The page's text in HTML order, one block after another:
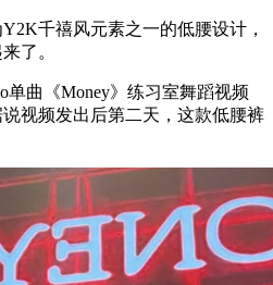
千禧风元素之一的低腰设计，
了。
曲《Money》练习室舞蹈视频
视频发出后第二天，这款低腰裤